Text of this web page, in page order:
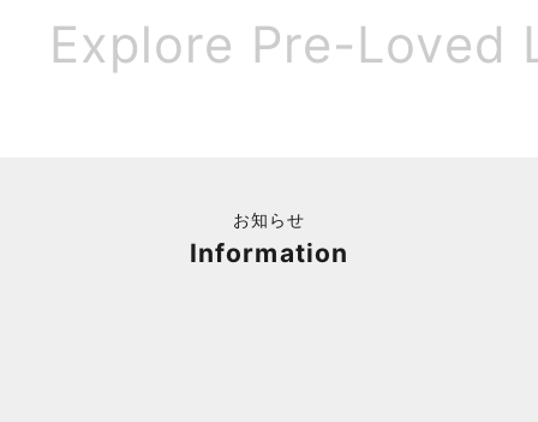
Explore Pre-Loved
お知らせ
Information